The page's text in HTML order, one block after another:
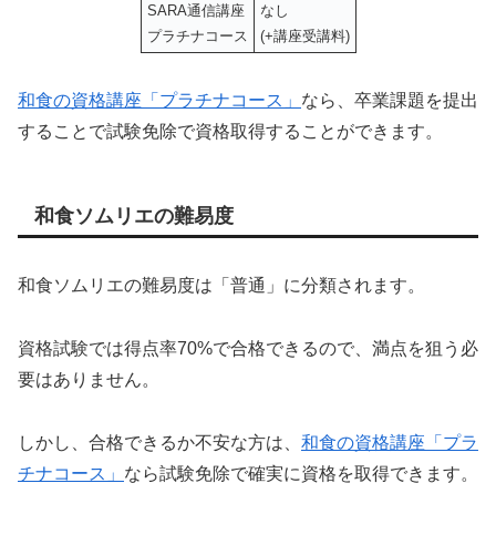
SARA通信講座
プラチナコース
なし
(+講座受講料)
和食の資格講座「プラチナコース」 なら、卒業課題を提出
することで試験免除で資格取得することができます。
和食ソムリエの難易度
和食ソムリエの難易度は「普通」に分類されます。
資格試験では得点率70%で合格できるので、満点を狙う必
要はありません。
しかし、合格できるか不安な方は、 和食の資格講座「プラ
チナコース」 なら試験免除で確実に資格を取得できます。